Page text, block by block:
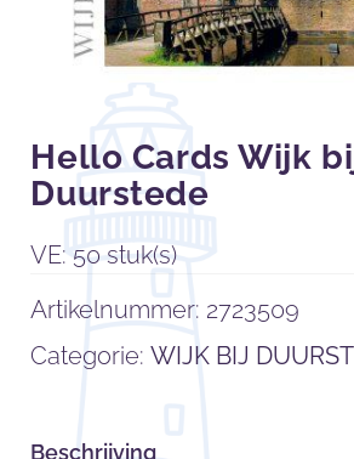
Hello Cards Wijk
Duurstede
VE: 50 stuk(s)
Artikelnummer: 2723509
Categorie:WIJK BIJ
Beschrijving